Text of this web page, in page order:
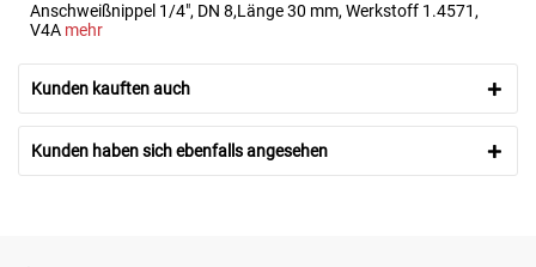
Anschweißnippel 1/4", DN 8,Länge 30 mm, Werkstoff 1.4571,
V4A mehr
Kunden kauften auch
Kunden haben sich ebenfalls angesehen